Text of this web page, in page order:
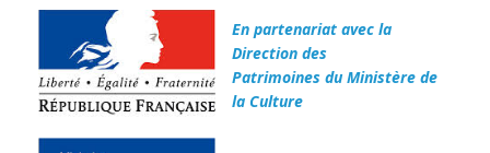
En partenariat avec la
Direction des
Patrimoines du Ministère de
la Culture